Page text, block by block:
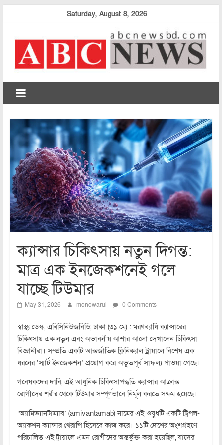
Saturday, August 8, 2026
abcnewsbd
ক্যান্সার চিকিৎসায় নতুন দিগন্ত:
মাত্র এক ইনজেকশনেই গলে
যাচ্ছে টিউমার
May 31, 2026 monowarul 0 Comments
স্বাস্থ্য ডেস্ক, এবিসিনিউজবিডি, ঢাকা (৩১ মে) : মরণব্যাধি ক্যান্সারের
চিকিৎসায় এক নতুন এবং অভাবনীয় আশার আলো দেখালেন চিকিৎসা
বিজ্ঞানীরা। সম্প্রতি একটি আন্তর্জাতিক ক্লিনিক্যাল ট্রায়ালে বিশেষ এক
ধরনের ‘স্মার্ট ইনজেকশন’ প্রয়োগ করে অভূতপূর্ব সাফল্য পাওয়া গেছে।
গবেষকদের দাবি, এই আধুনিক চিকিৎসাপদ্ধতি ক্যান্সার আক্রান্ত
রোগীদের শরীর থেকে টিউমার সম্পূর্ণভাবে নির্মূল করতে সক্ষম হয়েছে।
‘অ্যামিভ্যানটাম্যাব’ (amivantamab) নামের এই ওষুধটি একটি ট্রিপল-
অ্যাকশন ক্যান্সার থেরাপি হিসেবে কাজ করে। ১১টি দেশের অংশগ্রহণে
পরিচালিত এই ট্রায়ালে এমন রোগীদের অন্তর্ভুক্ত করা হয়েছিল, যাদের